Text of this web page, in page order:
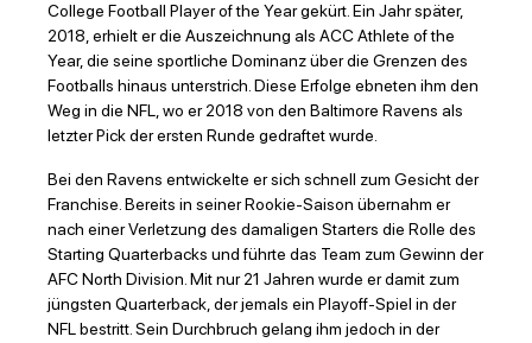
College Football Player of the Year gekürt. Ein Jahr später,
2018, erhielt er die Auszeichnung als ACC Athlete of the
Year, die seine sportliche Dominanz über die Grenzen des
Footballs hinaus unterstrich. Diese Erfolge ebneten ihm den
Weg in die NFL, wo er 2018 von den Baltimore Ravens als
letzter Pick der ersten Runde gedraftet wurde.
Bei den Ravens entwickelte er sich schnell zum Gesicht der
Franchise. Bereits in seiner Rookie-Saison übernahm er
nach einer Verletzung des damaligen Starters die Rolle des
Starting Quarterbacks und führte das Team zum Gewinn der
AFC North Division. Mit nur 21 Jahren wurde er damit zum
jüngsten Quarterback, der jemals ein Playoff-Spiel in der
NFL bestritt. Sein Durchbruch gelang ihm jedoch in der